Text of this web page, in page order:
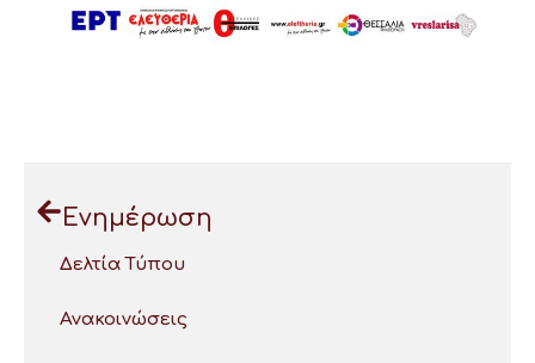
Ενημέρωση
Δελτία Τύπου
Ανακοινώσεις